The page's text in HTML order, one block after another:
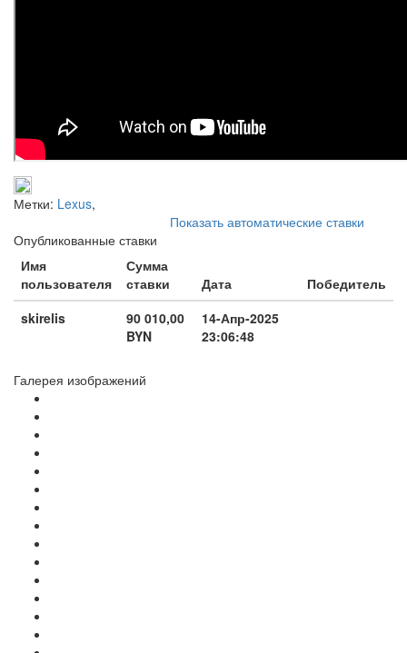
Метки: Lexus,
Показать автоматические ставки
Опубликованные ставки
Имя
пользователя
Сумма
ставки
Дата
Победитель
skirelis
90 010,00
BYN
14-Апр-2025
23:06:48
Галерея изображений